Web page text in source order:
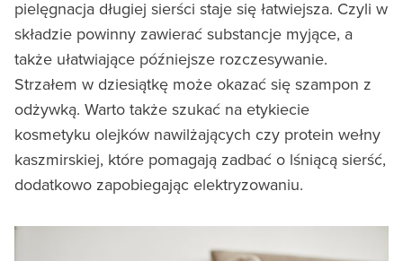
pielęgnacja długiej sierści staje się łatwiejsza. Czyli w
składzie powinny zawierać substancje myjące, a
także ułatwiające późniejsze rozczesywanie.
Strzałem w dziesiątkę może okazać się szampon z
odżywką. Warto także szukać na etykiecie
kosmetyku olejków nawilżających czy protein wełny
kaszmirskiej, które pomagają zadbać o lśniącą sierść,
dodatkowo zapobiegając elektryzowaniu.